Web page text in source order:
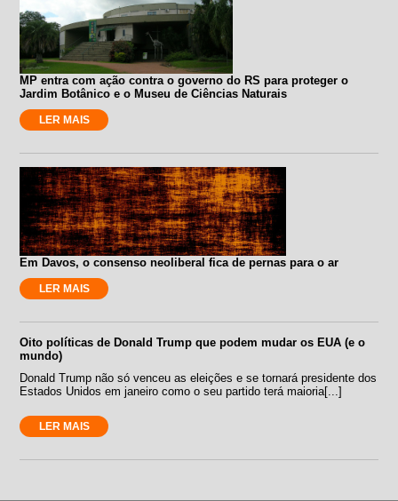
MP entra com ação contra o governo do RS para proteger o
Jardim Botânico e o Museu de Ciências Naturais
LER MAIS
Em Davos, o consenso neoliberal fica de pernas para o ar
LER MAIS
Oito políticas de Donald Trump que podem mudar os EUA (e o
mundo)
Donald Trump não só venceu as eleições e se tornará presidente dos
Estados Unidos em janeiro como o seu partido terá maioria[...]
LER MAIS